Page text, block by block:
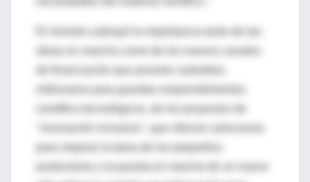
El ministro subrayó la importancia tanto de las
científico-tecnológicos, de los proyectos de
para mejorar la tarea de los pequeños